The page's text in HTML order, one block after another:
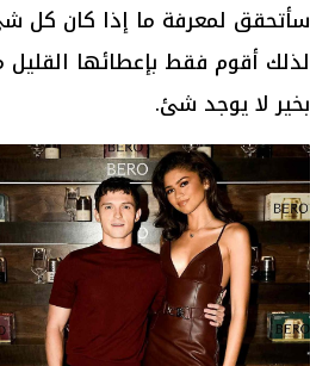
سأتحقق لمعرفة ما إذا كان كل
لذلك أقوم فقط بإعطائها
بخير لا يوجد شئ.